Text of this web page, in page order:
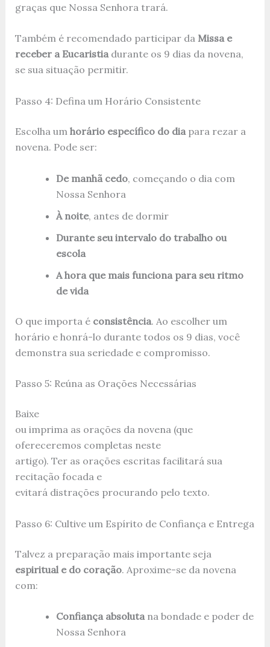
graças que Nossa Senhora trará.
Também é recomendado participar da Missa e
receber a Eucaristiadurante os 9 dias da novena,
se sua situação permitir.
Passo 4: Defina um Horário Consistente
Escolha um horário específico do diapara rezar a
novena. Pode ser:
De manhã cedo, começando o dia com
Nossa Senhora
À noite, antes de dormir
Durante seu intervalo do trabalho ou
escola
A hora que mais funciona para seu ritmo
de vida
O que importa é consistência. Ao escolher um
horário e honrá-lo durante todos os 9 dias, você
demonstra sua seriedade e compromisso.
Passo 5: Reúna as Orações Necessárias
Baixe
ou imprima as orações da novena (que
ofereceremos completas neste
artigo). Ter as orações escritas facilitará sua
recitação focada e
evitará distrações procurando pelo texto.
Passo 6: Cultive um Espírito de Confiança e Entrega
Talvez a preparação mais importante seja
espiritual e do coração. Aproxime-se da novena
com:
Confiança absolutana bondade e poder de
Nossa Senhora